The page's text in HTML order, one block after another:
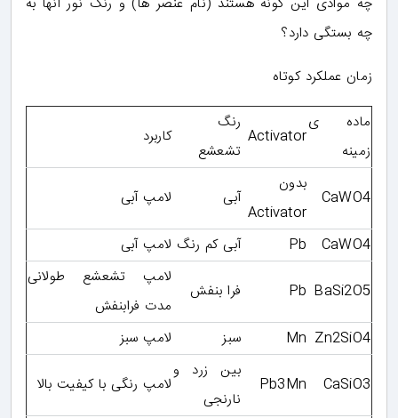
چه بستگی دارد؟
زمان عملکرد کوتاه
ماده ی
زمینه
Activator
رنگ
تشعشع
کاربرد
CaWO4
بدون
Activator
آبی لامپ آبی
CaWO4
Pb آبی کم رنگ لامپ آبی
BaSi2O5
Pb فرا بنفش
لامپ تشعشع طولانی
مدت فرابنفش
Zn2SiO4
Mn سبز لامپ سبز
CaSiO3
Pb3Mn
بین زرد و
نارنجی
لامپ رنگی با کیفیت بالا